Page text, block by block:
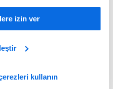
izin ver
kullanın
Impact?